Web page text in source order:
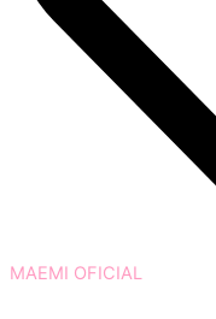
MAEMI OFICIAL